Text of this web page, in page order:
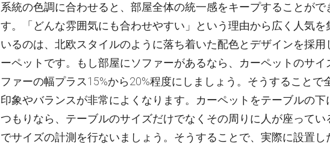
系統の色調に合わせると、部屋全体の統一感をキープすることがで
す。「どんな雰囲気にも合わせやすい」という理由から広く人気を
いるのは、北欧スタイルのように落ち着いた配色とデザインを採用
ーペットです。もし部屋にソファーがあるなら、カーペットのサイ
ファーの幅プラス15%から20%程度にしましょう。そうすることで
印象やバランスが非常によくなります。カーペットをテーブルの下
つもりなら、テーブルのサイズだけでなくその周りに人が座ってい
でサイズの計測を行ないましょう。そうすることで、実際に設置し